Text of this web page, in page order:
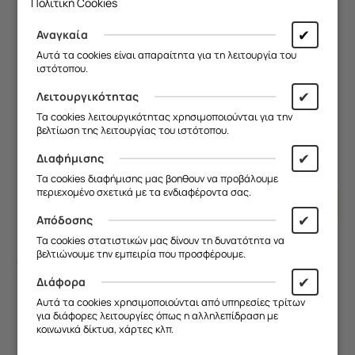
Άμεσαδιαθέσιμο
9,90€ 9,90
Προσθήκη
Καλάθι
Θήκη Epic Quotes - Θέλω
αύξηση! iPhone 17 Pro
Groove TPU (Tempered
Glass και TPU)
Κωδικός:FRG17961_C...
Άμεσαδιαθέσιμο
14,90€
Στο
Καλάθι
Θήκη Epic Quotes - Ρε
δεν πάτε στο διάολο?
iPhone 17 Pro Flexible
TPU (Διάφανη Σιλικόνη)
Κωδικός:FRG11518_C...
Άμεσαδιαθέσιμο
Αναγκαία ✔
Αυτά τα cookies είναι απαραίτητα για τη λειτουργία του
ιστότοπου.
Λειτουργικότητας ✔
Τα cookies λειτουργικότητας χρησιμοποιούνται για την
βελτίωση της λειτουργίας του ιστότοπου.
Διαφήμισης ✔
Τα cookies διαφήμισης μας βοηθουν να προβάλουμε
περιεχομένο σχετικά με τα ενδιαφέροντα σας.
Απόδοσης ✔
Τα cookies στατιστικών μας δίνουν τη δυνατότητα να
βελτιώνουμε την εμπειρία που προσφέρουμε.
Διάφορα ✔
Αυτά τα cookies χρησιμοποιούνται από υπηρεσίες τρίτων
για διάφορες λειτουργίες όπως η αλληλεπίδραση με
κοινωνικά δίκτυα, χάρτες κλπ.